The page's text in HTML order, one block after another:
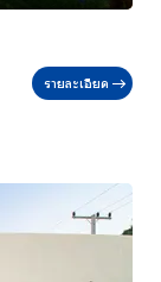
รายละเอียด